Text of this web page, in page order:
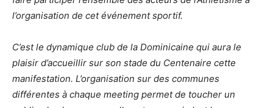
l’organisation de cet événement sportif.
C’est le dynamique club de la Dominicaine qui aura le
plaisir d’accueillir sur son stade du Centenaire cette
manifestation. L’organisation sur des communes
différentes à chaque meeting permet de toucher un